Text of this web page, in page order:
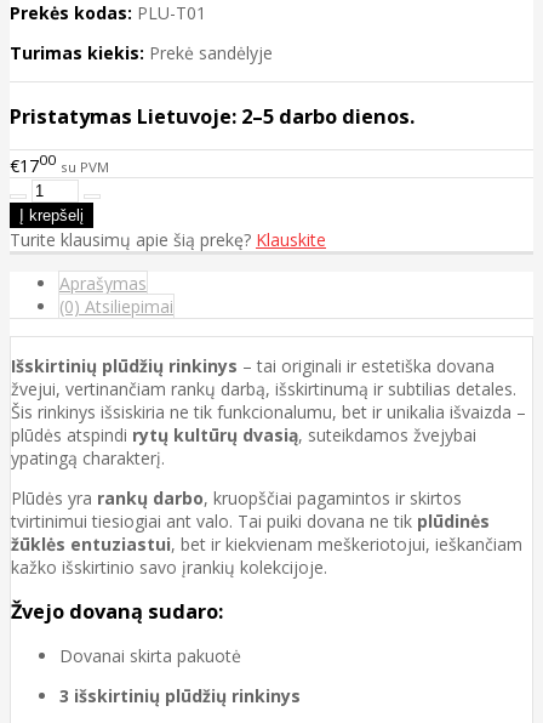
Prekės kodas: PLU-T01
Turimas kiekis: Prekė sandėlyje
Pristatymas Lietuvoje: 2–5 darbo dienos.
€1700 su PVM
Turite klausimų apie šią prekę? Klauskite
Aprašymas
(0) Atsiliepimai
Išskirtinių plūdžių rinkinys – tai originali ir estetiška dovana
žvejui, vertinančiam rankų darbą, išskirtinumą ir subtilias detales.
Šis rinkinys išsiskiria ne tik funkcionalumu, bet ir unikalia išvaizda –
plūdės atspindi rytų kultūrų dvasią, suteikdamos žvejybai
ypatingą charakterį.
Plūdės yra rankų darbo, kruopščiai pagamintos ir skirtos
tvirtinimui tiesiogiai ant valo. Tai puiki dovana ne tik plūdinės
žūklės entuziastui, bet ir kiekvienam meškeriotojui, ieškančiam
kažko išskirtinio savo įrankių kolekcijoje.
Žvejo dovaną sudaro:
Dovanai skirta pakuotė
3 išskirtinių plūdžių rinkinys